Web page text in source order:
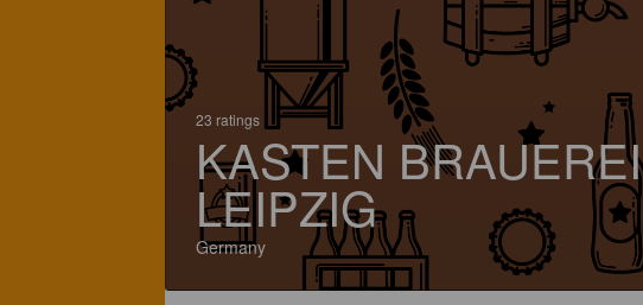
23 ratings
KASTEN BRAUEREI
LEIPZIG
Germany